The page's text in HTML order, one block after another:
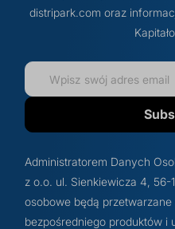
distripark.com oraz
Administratorem Danych
z o.o. ul. Sienkiewicza 4, 56-
osobowe będą
bezpośredniego produktów i